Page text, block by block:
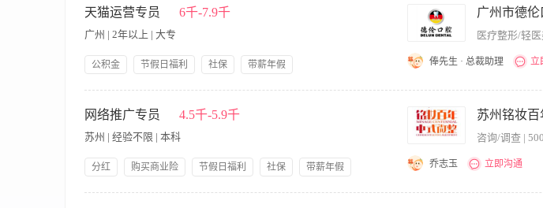
限于直通车、超级推荐、钻展、淘宝客、聚划算等； 3. 双11，双12,6.18等大促活动的策划和落地实施 数据
据公司情况做好活动部署和库存消耗； 任职要求： 1. 大专以上学历，电子商务、市场营销相关专业（能力强
后台及能熟练操作，有单独运营管理天猫店铺1年以上的经验； 3. 熟悉广告法，熟悉爆品打造的方式方法 4.
具，了解平台活动报名规则 ； 5. 较强的数据分析能力和活动策划执行能力，能根据实时数据反馈及时调整运
派，有团队意识和合作精神；
天猫运营专员 6千-7.9千
广州 | 2年以上 | 大专
公积金 节假日福利 社保
带薪年假
医疗整形/轻
俸先生 · 总裁助理 立
信息的策划更新、维护，淘宝客、直播、红人等站外导流推广，拓展流行引流方式，提升店铺知名度，促成
台自身营销能力; 4.每日对商品、顾客及营销数据进行监控、分析、管理;严控推广费用，精算投放产出比，适
整体规划、实施以及内容运作，组建并管理网站运营团队，建立网店运营的内部管理制度、规范和标准及业务
优先考虑 2.能够根据公司的需求独立策划网站推广方案并有效执行; 3.熟悉流量分析软件，对网站各数据进行
调研能力。 4.吃苦耐劳、有进取心、较强逻辑思维及数据分析能力、富有团队合作精神
网络推广专员 4.5千-5.9千
苏州 | 经验不限 | 本科
分红 购买商业险 节假日福利 社保
带薪年假
咨询/调查 |
乔志玉 立即沟通